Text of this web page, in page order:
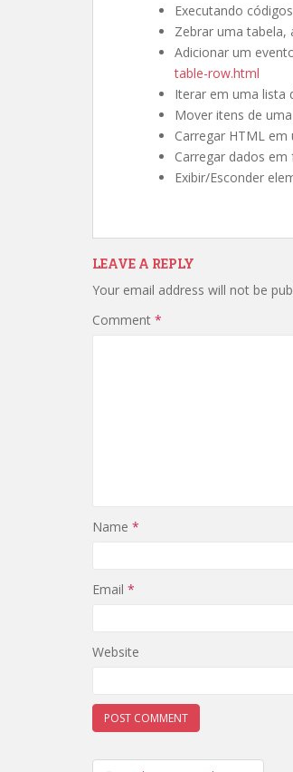
Executando
Zebrar uma tabela,
Adicionar um
table-row.html
Iterar em uma lista
Mover itens de
Carregar HTML
Carregar dados em
Exibir/Esconder
LEAVE A REPLY
Your email address will not be
Comment *
Name *
Email *
Website